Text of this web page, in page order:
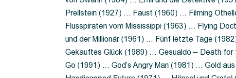
Prellstein (1927) … Faust (1960) … Filming
Flusspiraten vom Mississippi (1963) … Flying
und der Millionär (1961) … Fünf letzte Tage
Gekauftes Glück (1989) … Gesualdo – Death
Go (1991) … God’s Angry Man (1981) … Gold